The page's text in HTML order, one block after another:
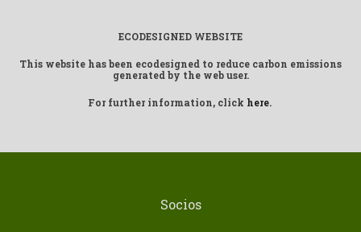
ECODESIGNED WEBSITE
This website has been ecodesigned to reduce carbon emissions
generated by the web user.
For further information, click here.
Socios